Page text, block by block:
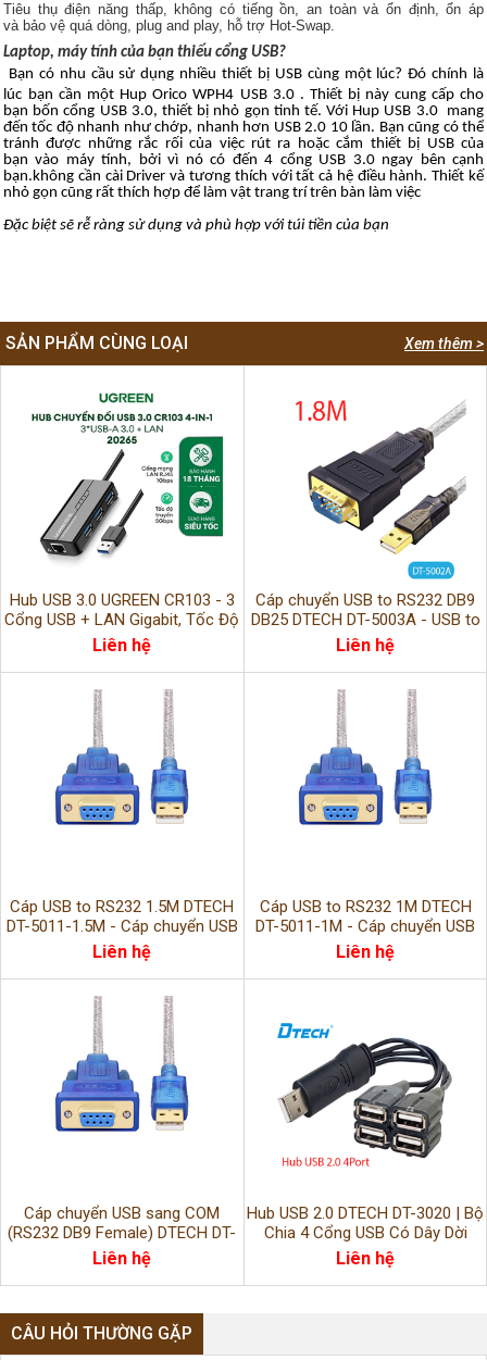
Tiêu thụ điện năng thấp, không có tiếng ồn,an toàn và ổn định, ổn áp
và bảo vệ quá dòng, plug and play, hỗ trợ Hot-Swap.
Laptop, máy tính của bạn thiếu cổng USB?
Bạn có nhu cầu sử dụng nhiều thiết bị USB cùng một lúc? Đó chính là
lúc bạn cần một Hup Orico WPH4 USB 3.0. Thiết bịnày cung cấp cho
bạn bốn cổng USB 3.0, thiết bị nhỏ gọn tinh tế.Với Hup USB 3.0
mang
đến tốc độ nhanh như chớp, nhanh hơn USB 2.0 10 lần. Bạn cũng có thể
tránh được những rắc rối của việc rút ra hoặc cắm thiết bị USB của
bạn vào máy tính, bởi vì nó có đến 4 cổng USB 3.0 ngay bên cạnh
bạn.không cần cài Driver và tương thích với tất cả hệ điều hành. Thiết kế
nhỏ gọn cũng rất thích hợp để làm vật trang trí trên bàn làm việc
Đặc biệt sẽ rễ ràng sử dụng và phù hợp với túi tiền của bạn
Xem thêm >
SẢN PHẨM CÙNG LOẠI
Hub USB 3.0 UGREEN CR103 - 3
Cổng USB + LAN Gigabit, Tốc Độ
Cao, Tương Thích Laptop &
MacBook
Liên hệ
Cáp chuyển USB to RS232 DB9
DB25 DTECH DT-5003A - USB to
Serial 1.8M kết nối đa thiết bị
Liên hệ
Cáp USB to RS232 1.5M DTECH
DT-5011-1.5M - Cáp chuyển USB
sang COM DB9 Female chất
lượng cao
Liên hệ
Cáp USB to RS232 1M DTECH
DT-5011-1M - Cáp chuyển USB
sang COM DB9 Female chính
Liên hệ
Cáp chuyển USB sang COM
(RS232 DB9 Female) DTECH DT-
5002B(GT)
Liên hệ
Hub USB 2.0 DTECH DT-3020 | Bộ
Chia 4 Cổng USB Có Dây Dời
Liên hệ
CÂU HỎI THƯỜNG GẶP